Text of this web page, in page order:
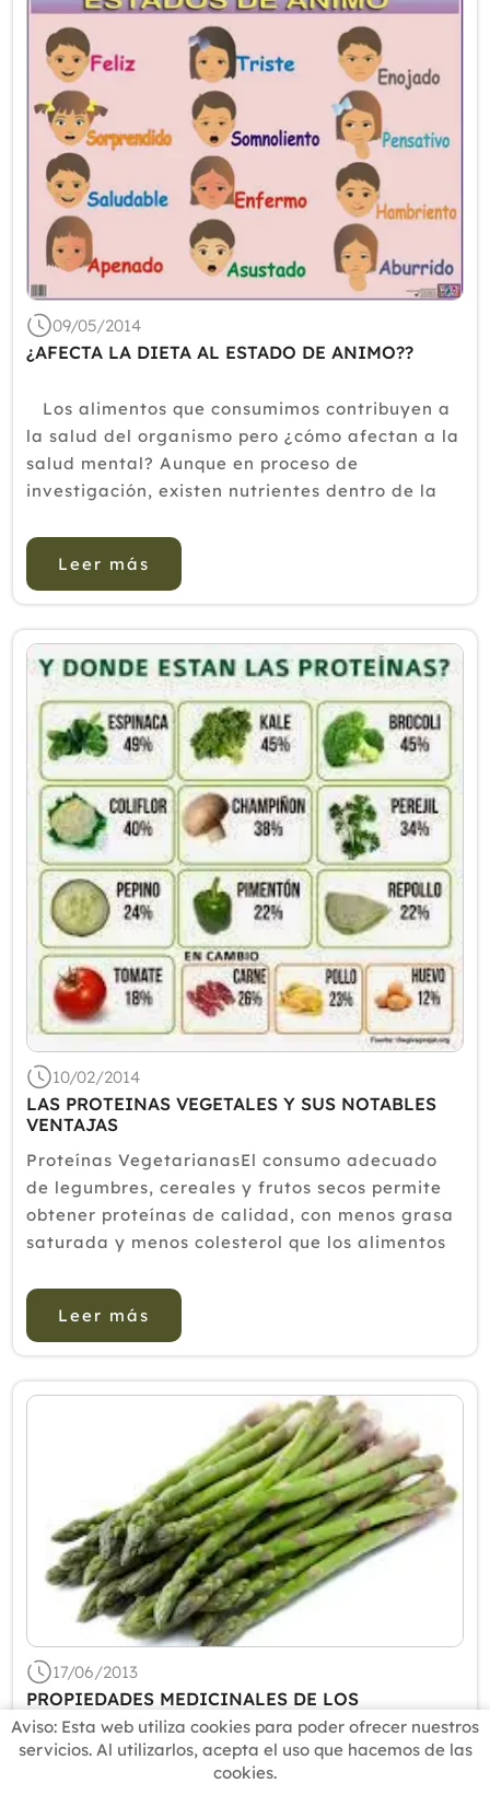
09/05/2014
¿AFECTA LA DIETA AL ESTADO DE ANIMO??
Los alimentos que consumimos contribuyen a
la salud del organismo pero ¿cómo afectan a la
salud mental? Aunque en proceso de
investigación, existen nutrientes dentro de la
inestable química cerebral. Según señalan
desde ...
Leer más
10/02/2014
LAS PROTEINAS VEGETALES Y SUS NOTABLES
VENTAJAS
Proteínas VegetarianasEl consumo adecuado
de legumbres, cereales y frutos secos permite
obtener proteínas de calidad, con menos grasa
saturada y menos colesterol que los alimentos
presentan notables ventajas frente a las de
origen animal. Existe una am...
Leer más
17/06/2013
PROPIEDADES MEDICINALES DE LOS
ESPARRAGOS
Los espárragos son un alimento habitual en las
dietas de adelgazamiento por su bajo aporte
Aviso: Esta web utiliza cookies para poder ofrecer nuestros
servicios. Al utilizarlos, acepta el uso que hacemos de las
cookies.